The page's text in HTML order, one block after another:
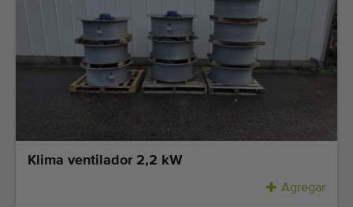
Klima ventilador 2,2 kW
Agregar